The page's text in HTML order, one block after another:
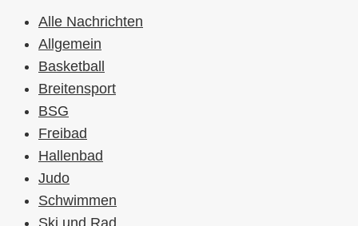
Alle Nachrichten
Allgemein
Basketball
Breitensport
BSG
Freibad
Hallenbad
Judo
Schwimmen